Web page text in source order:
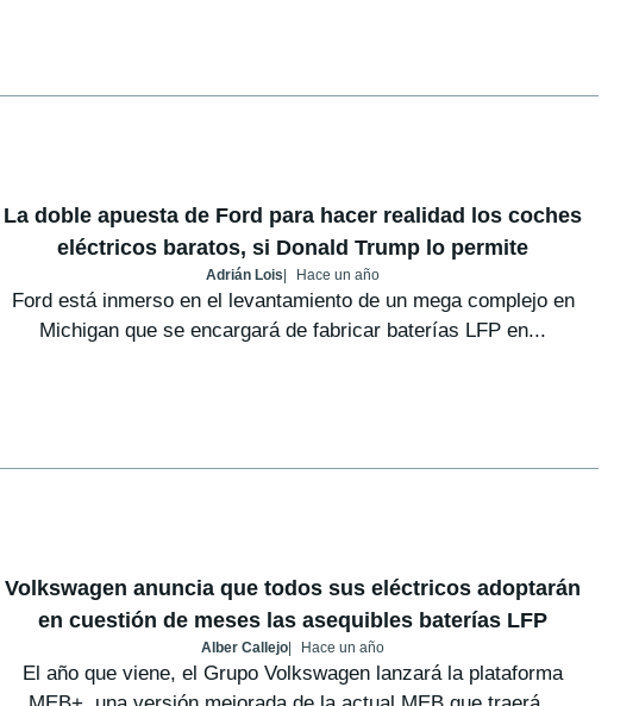
La doble apuesta de Ford para hacer realidad los coches
eléctricos baratos, si Donald Trump lo permite
Adrián Lois Hace un año
Ford está inmerso en el levantamiento de un mega complejo en
Michigan que se encargará de fabricar baterías LFP en...
Volkswagen anuncia que todos sus eléctricos adoptarán
en cuestión de meses las asequibles baterías LFP
Alber Callejo Hace un año
El año que viene, el Grupo Volkswagen lanzará la plataforma